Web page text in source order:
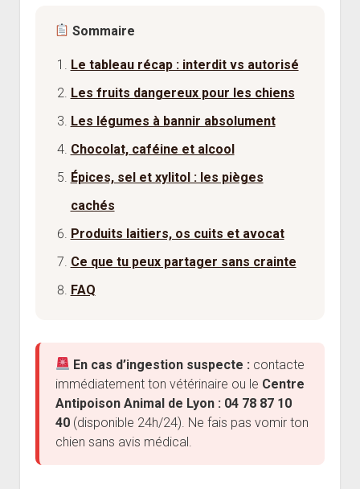
Sommaire
Le tableau récap : interdit vs autorisé
Les fruits dangereux pour les chiens
Les légumes à bannir absolument
Chocolat, caféine et alcool
Épices, sel et xylitol : les pièges
cachés
Produits laitiers, os cuits et avocat
Ce que tu peux partager sans crainte
FAQ
En cas d’ingestion suspecte : contacte
immédiatement ton vétérinaire ou le Centre
Antipoison Animal de Lyon : 04 78 87 10
40(disponible 24h/24). Ne fais pas vomir ton
chien sans avis médical.